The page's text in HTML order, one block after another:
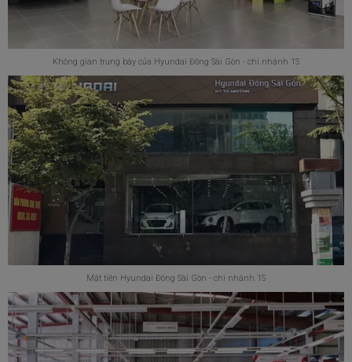
Không gian trưng bày của Hyundai Đông Sài Gòn - chi nhánh 1S
Mặt tiền Hyundai Đông Sài Gòn - chi nhánh 1S